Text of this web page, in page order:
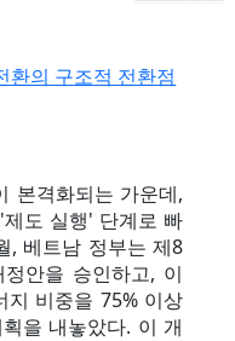
환의 구조적 전환점
본격화되는 가운데,
도 실행' 단계로 빠
, 베트남 정부는 제8
안을 승인하고, 이
지 비중을 75% 이상
을 내놓았다. 이 개